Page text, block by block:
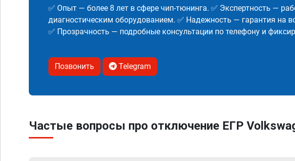
✅ Опыт — более 8 лет в сфере чип-тюнинга. ✅ Экспертность —
диагностическим оборудованием. ✅ Надежность — гарантия на
✅ Прозрачность — подробные консультации по телефону и
Позвонить Telegram
Частые вопросы про отключение ЕГР